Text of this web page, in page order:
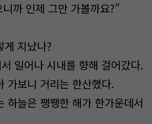
까 인제 그만 가볼까요?”
게 지났나?
일어나 시내를 향해 걸어갔다.
가보니 거리는 한산했다.
하늘은 쨍쨍한 해가 한가운데서